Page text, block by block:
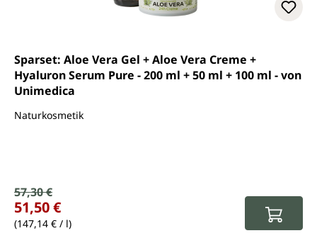
Sparset: Aloe Vera Gel + Aloe Vera Creme +
Hyaluron Serum Pure - 200 ml + 50 ml + 100 ml - von
Unimedica
Naturkosmetik
Verkaufspreis:
Regulärer Preis:
57,30 €
51,50 €
(147,14 € / l)